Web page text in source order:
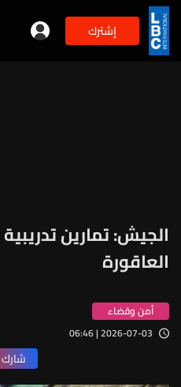
إشترك
الجيش: تمارين
العاقورة
أمن وقضاء
2026-07-03 | 06:46
شارك